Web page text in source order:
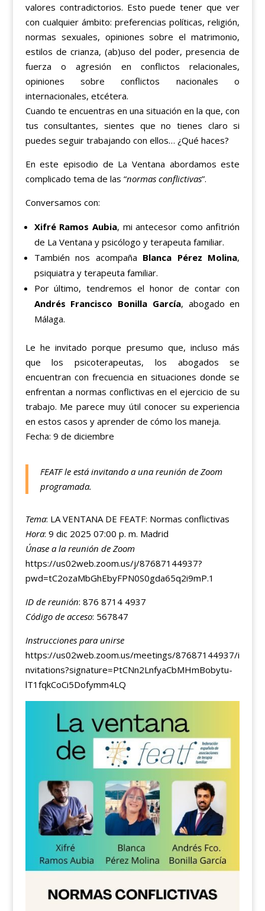
valores contradictorios. Esto puede tener que ver
con cualquier ámbito: preferencias políticas, religión,
normas sexuales, opiniones sobre el matrimonio,
estilos de crianza, (ab)uso del poder, presencia de
fuerza o agresión en conflictos relacionales,
opiniones sobre conflictos nacionales o
internacionales, etcétera.
Cuando te encuentras en una situación en la que, con
tus consultantes, sientes que no tienes claro si
puedes seguir trabajando con ellos… ¿Qué haces?
En este episodio de La Ventana abordamos este
complicado tema de las “normas conflictivas”.
Conversamos con:
Xifré Ramos Aubia, mi antecesor como anfitrión
de La Ventana y psicólogo y terapeuta familiar.
También nos acompaña Blanca Pérez Molina,
psiquiatra y terapeuta familiar.
Por último, tendremos el honor de contar con
Andrés Francisco Bonilla García, abogado en
Málaga.
Le he invitado porque presumo que, incluso más
que los psicoterapeutas, los abogados se
encuentran con frecuencia en situaciones donde se
enfrentan a normas conflictivas en el ejercicio de su
trabajo. Me parece muy útil conocer su experiencia
en estos casos y aprender de cómo los maneja.
Fecha: 9 de diciembre
FEATF le está invitando a una reunión de Zoom
programada.
Tema: LA VENTANA DE FEATF: Normas conflictivas
Hora: 9 dic 2025 07:00 p. m. Madrid
Únase a la reunión de Zoom
https://us02web.zoom.us/j/87687144937?
pwd=tC2ozaMbGhEbyFPN0S0gda65q2i9mP.1
ID de reunión: 876 8714 4937
Código de acceso: 567847
Instrucciones para unirse
https://us02web.zoom.us/meetings/87687144937/i
nvitations?signature=PtCNn2LnfyaCbMHmBobytu-
lT1fqkCoCi5Dofymm4LQ